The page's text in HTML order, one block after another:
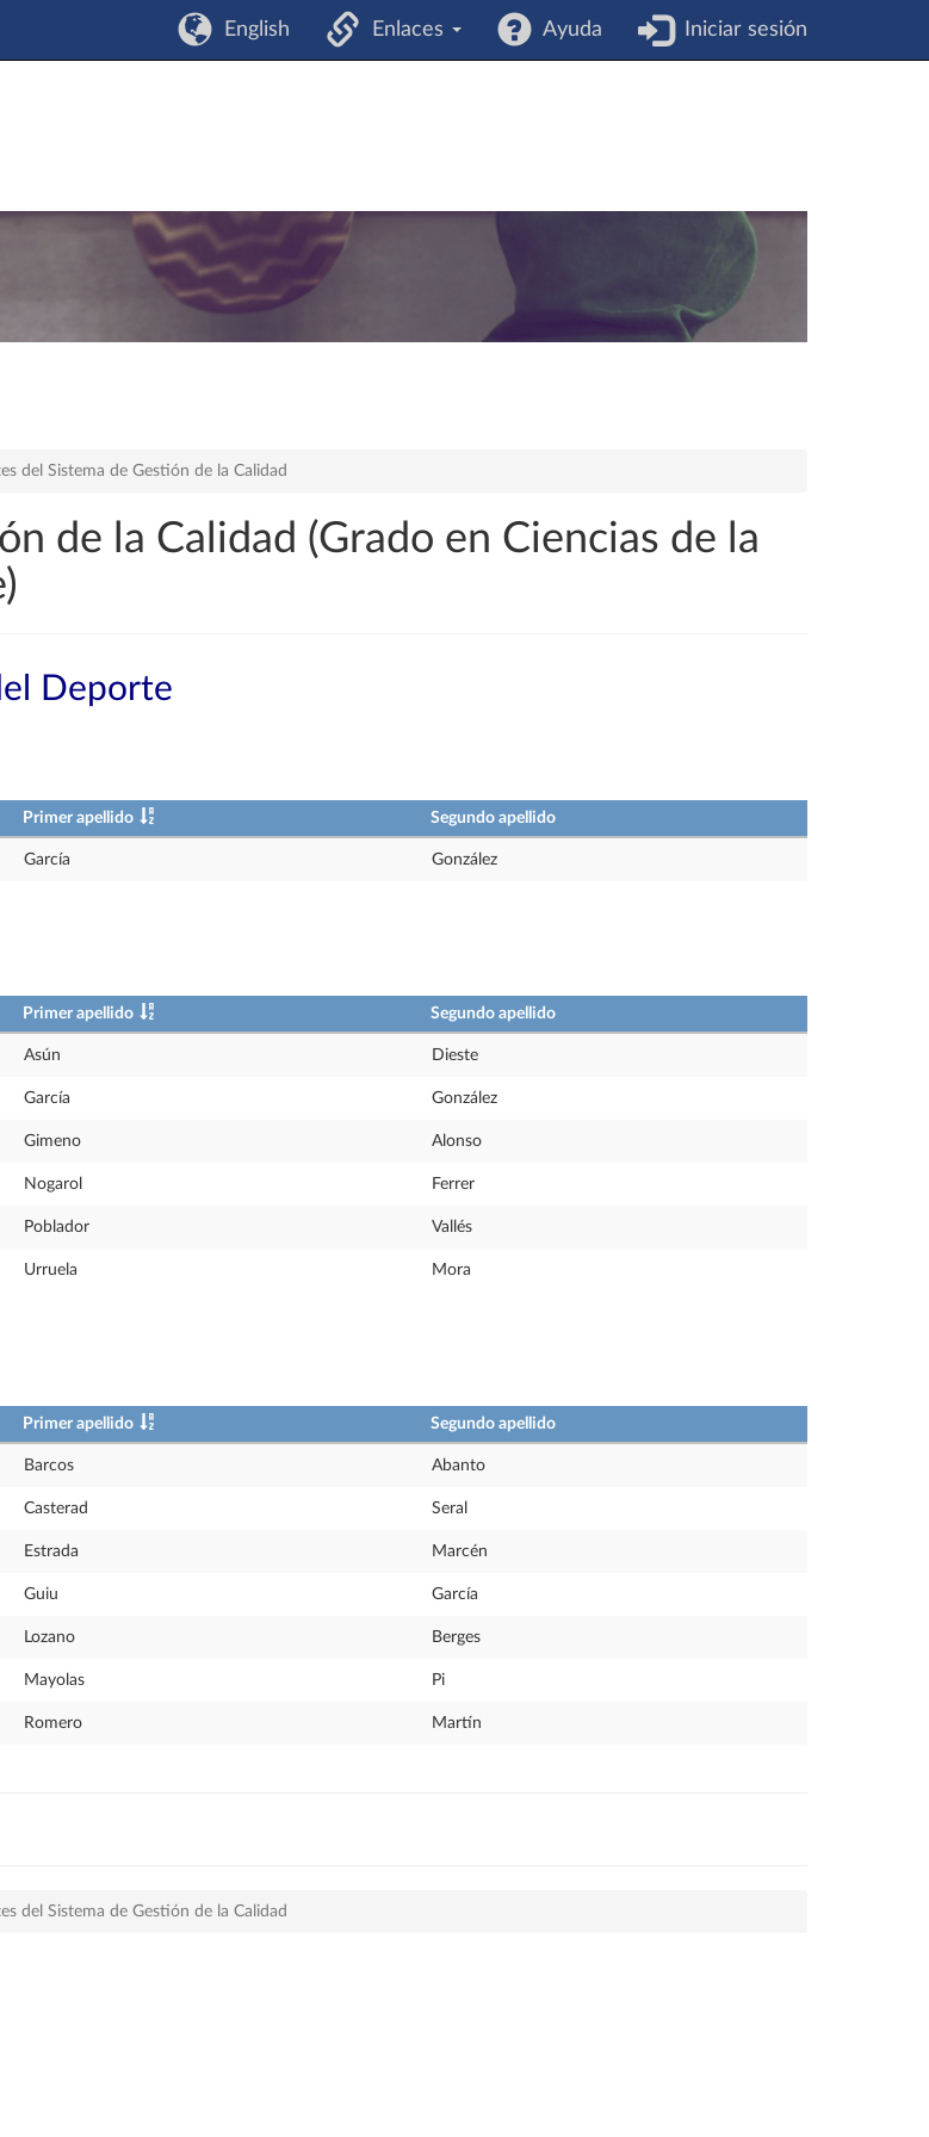
English Enlaces Ayuda Iniciar sesión
del Sistema de Gestión de la Calidad
de la Calidad (Grado en Ciencias de la
Deporte
Primer apellido Segundo apellido
García González
Primer apellido Segundo apellido
Asún Dieste
García González
Gimeno Alonso
Nogarol Ferrer
Poblador Vallés
Urruela Mora
Primer apellido Segundo apellido
Barcos Abanto
Casterad Seral
Estrada Marcén
Guiu García
Lozano Berges
Mayolas Pi
Romero Martín
del Sistema de Gestión de la Calidad